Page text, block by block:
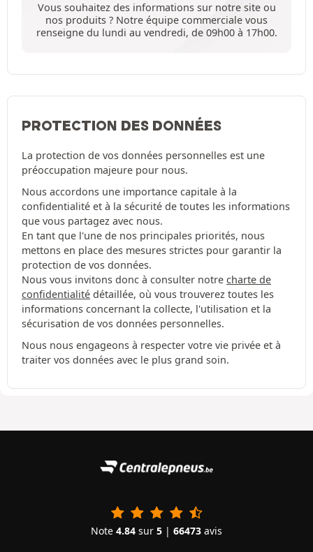
Vous souhaitez des informations sur notre site ou
nos produits ? Notre équipe commerciale vous
renseigne du lundi au vendredi, de 09h00 à 17h00.
PROTECTION DES DONNÉES
La protection de vos données personnelles est une
préoccupation majeure pour nous.
Nous accordons une importance capitale à la
confidentialité et à la sécurité de toutes les informations
que vous partagez avec nous.
En tant que l'une de nos principales priorités, nous
mettons en place des mesures strictes pour garantir la
protection de vos données.
Nous vous invitons donc à consulter notre charte de
confidentialité détaillée, où vous trouverez toutes les
informations concernant la collecte, l'utilisation et la
sécurisation de vos données personnelles.
Nous nous engageons à respecter votre vie privée et à
traiter vos données avec le plus grand soin.
Note 4.84 sur 5 | 66473 avis